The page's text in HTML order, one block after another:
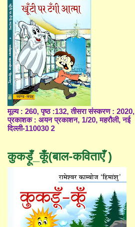
मूल्य : 260, पृष्ठ :132, तीसरा संस्करण : 2020,
प्रकाशक : अयन प्रकाशन, 1/20, महरौली, नई
दिल्ली-110030 2
कुकड़ूँ_कूँ(बाल-कविताएँ )